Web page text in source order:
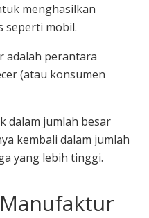
menghasilkan
seperti mobil.
adalah perantara
(atau konsumen
dalam jumlah besar
kembali dalam jumlah
yang lebih tinggi.